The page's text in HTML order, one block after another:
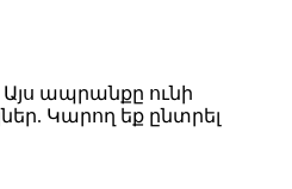
Այս ապրանքը ունի
Կարող եք ընտրել